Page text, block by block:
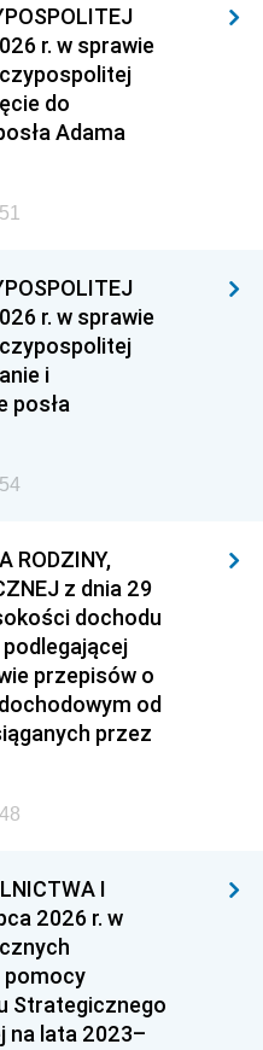
r. w sprawie
do
Adama
r. w sprawie
i
posła
RODZINY,
z dnia 29
dochodu
przepisów o
od
przez
I
2026 r. w
pomocy
Strategicznego
na lata 2023–